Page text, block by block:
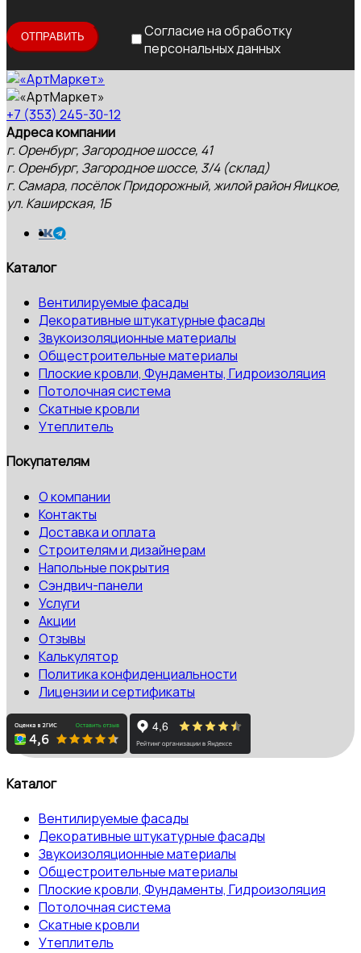
Согласие на обработку
персональных данных
+7 (353) 245-30-12
Адреса компании
г. Оренбург, Загородное шоссе, 41
г. Оренбург, Загородное шоссе, 3/4 (склад)
г. Самара, посёлок Придорожный, жилой район Яицкое,
ул. Каширская, 1Б
Каталог
Вентилируемые фасады
Декоративные штукатурные фасады
Звукоизоляционные материалы
Общестроительные материалы
Плоские кровли, Фундаменты, Гидроизоляция
Потолочная система
Скатные кровли
Утеплитель
Покупателям
О компании
Контакты
Доставка и оплата
Строителям и дизайнерам
Напольные покрытия
Сэндвич-панели
Услуги
Акции
Отзывы
Калькулятор
Политика конфиденциальности
Лицензии и сертификаты
Каталог
Вентилируемые фасады
Декоративные штукатурные фасады
Звукоизоляционные материалы
Общестроительные материалы
Плоские кровли, Фундаменты, Гидроизоляция
Потолочная система
Скатные кровли
Утеплитель